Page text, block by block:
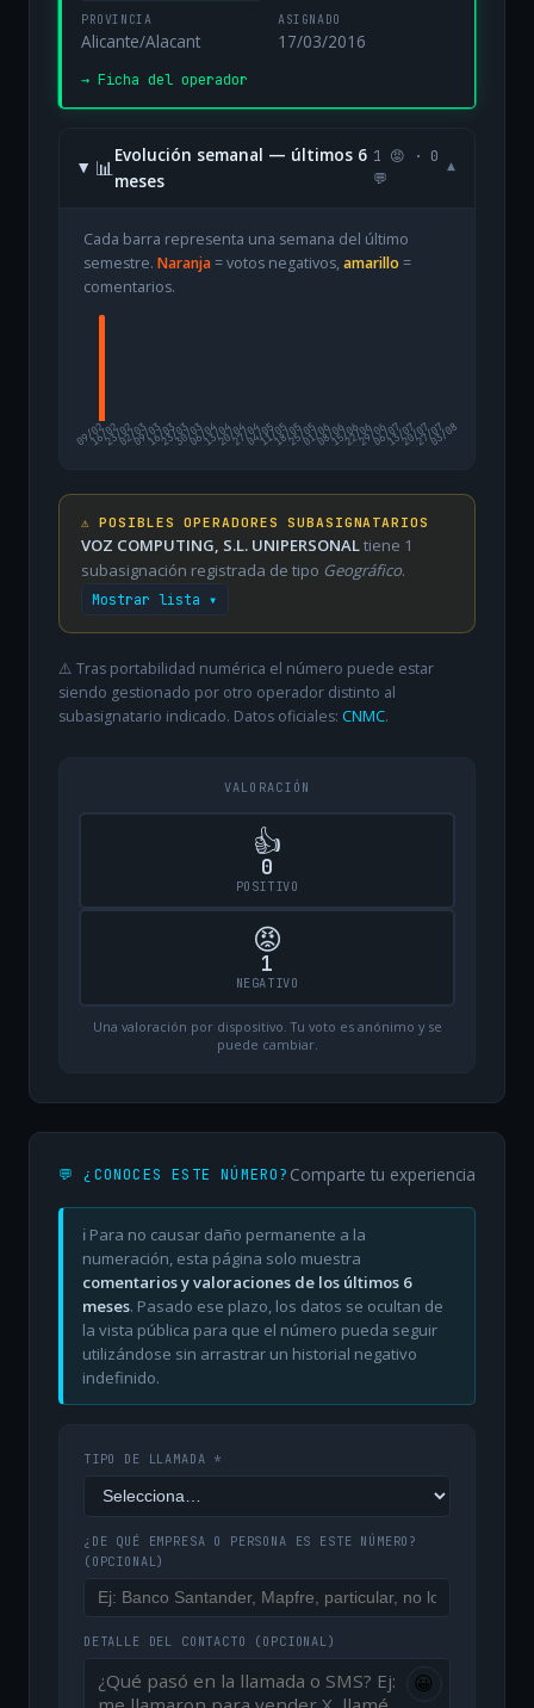
PROVINCIA
Alicante/Alacant
ASIGNADO
17/03/2016
→ Ficha del operador
📊
Evolución semanal — últimos 6
meses
1 😡 · 0
💬
▾
Cada barra representa una semana del último
semestre. Naranja= votos negativos, amarillo =
comentarios.
09/02
16/0223/0202/0309/0316/0323/0330/0306/0413/0420/0427/0404/0511/0518/0525/0501/0608/0615/0622/0629/0606/0713/0720/0727/07
03/08
⚠️ POSIBLES OPERADORES SUBASIGNATARIOS
VOZ COMPUTING, S.L. UNIPERSONALtiene 1
subasignación registrada de tipo Geográfico.
Mostrar lista ▾
⚠️ Tras portabilidad numérica el número puede estar
siendo gestionado por otro operador distinto al
subasignatario indicado. Datos oficiales: CNMC.
VALORACIÓN
👍
0
POSITIVO
😡
1
NEGATIVO
Una valoración por dispositivo. Tu voto es anónimo y se
puede cambiar.
💬 ¿CONOCES ESTE NÚMERO? Comparte tu experiencia
ℹ️ Para no causar daño permanente a la
numeración, esta página solo muestra
comentarios y valoraciones de los últimos 6
meses. Pasado ese plazo, los datos se ocultan de
la vista pública para que el número pueda seguir
utilizándose sin arrastrar un historial negativo
indefinido.
TIPO DE LLAMADA *
¿DE QUÉ EMPRESA O PERSONA ES ESTE NÚMERO?
(OPCIONAL)
DETALLE DEL CONTACTO (OPCIONAL)
😀